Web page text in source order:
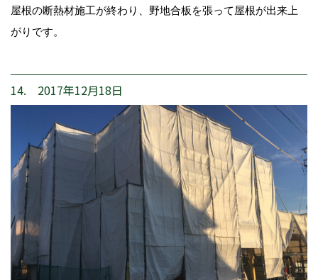
屋根の断熱材施工が終わり、野地合板を張って屋根が出来上
がりです。
14. 2017年12月18日